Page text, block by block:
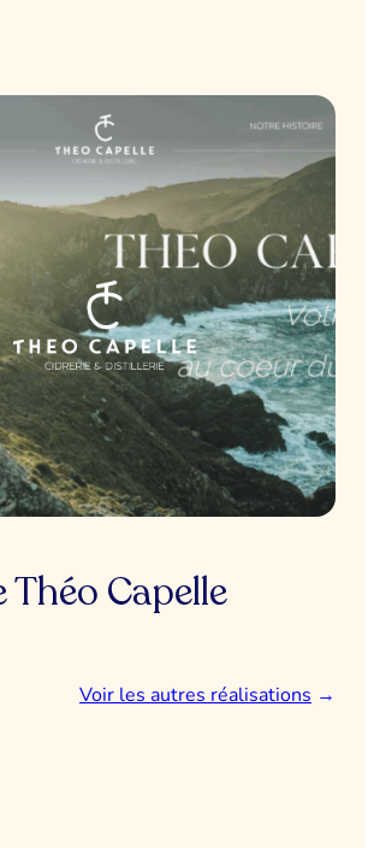
Capelle
Voir les autres réalisations →